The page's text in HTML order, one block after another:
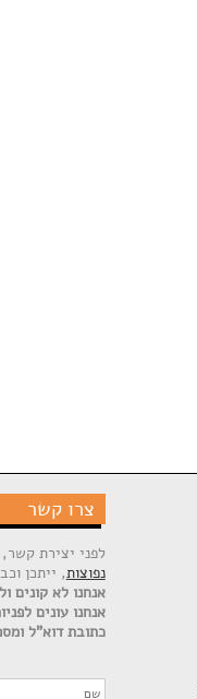
צרו קשר
לפני יצירת
נפוצות, ייתכן
אנחנו לא קונים
אנחנו עונים
כתובת דוא"ל